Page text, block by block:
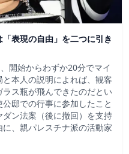
表現の自由」を二つに引き
開始からわずか20分でマイ
本人の説明によれば、観客
ス瓶が飛んできたのだとい
邸での行事に参加したこと
ン法案（後に撤回）を支持
、親パレスチナ派の活動家